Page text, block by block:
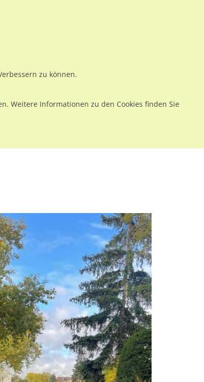
zu können.
Weitere Informationen zu den Cookies finden Sie